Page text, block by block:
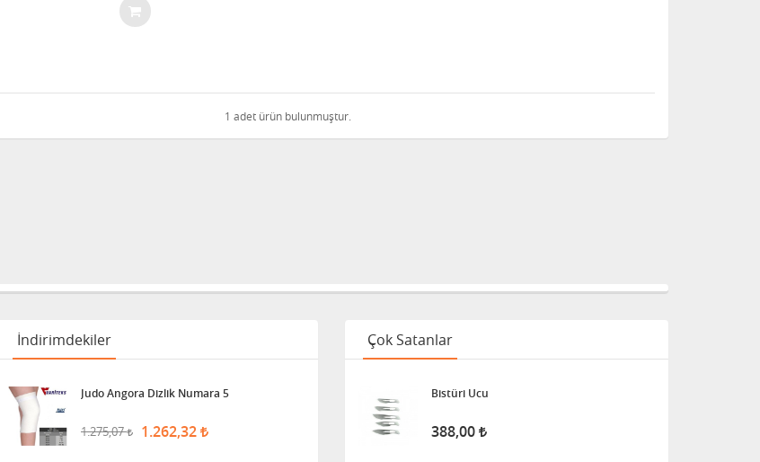
1 adet ürün bulunmuştur.
İndirimdekiler
Judo Angora Dizlik Numara 5
1.275,07 1.262,32
Çok Satanlar
Bistüri Ucu
388,00